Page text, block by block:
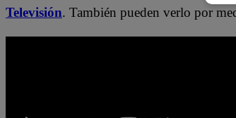
Televisión. También pueden verlo por